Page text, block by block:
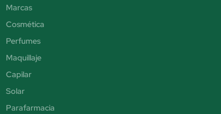
Marcas
Cosmética
Perfumes
Maquillaje
Capilar
Solar
Parafarmacia